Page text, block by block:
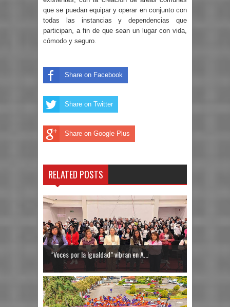
que se puedan equipar y operar en conjunto con
todas las instancias y dependencias que
participan, a fin de que sean un lugar con vida,
cómodo y seguro.
Share on Facebook
Share on Twitter
Share on Google Plus
RELATED POSTS
“Voces por la Igualdad” vibran en A...